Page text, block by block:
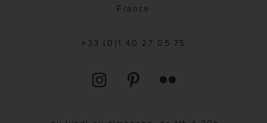
France
+33 (0)1 40 27 05 75